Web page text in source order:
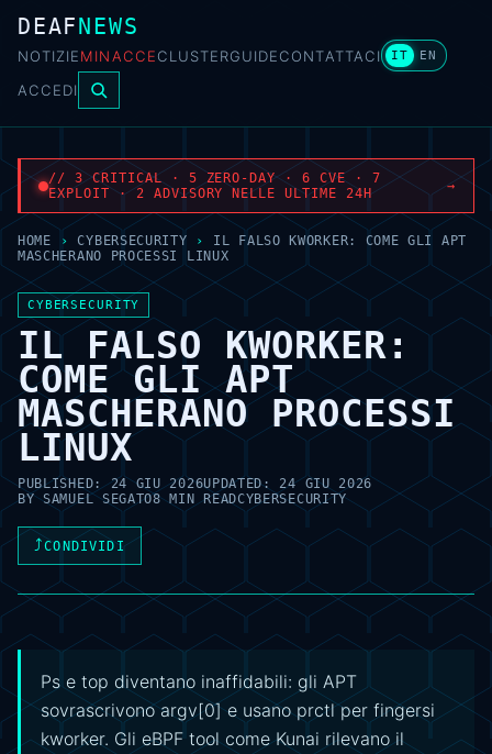
DEAFNEWS
NOTIZIEMINACCECLUSTERGUIDECONTATTACI IT EN
ACCEDI
// 3 CRITICAL · 5 ZERO-DAY · 6 CVE · 7
EXPLOIT · 2 ADVISORY NELLE ULTIME 24H
→
HOME › CYBERSECURITY ›
IL FALSO KWORKER: COME GLI APT
MASCHERANO PROCESSI LINUX
CYBERSECURITY
IL FALSO KWORKER:
COME GLI APT
MASCHERANO PROCESSI
LINUX
PUBLISHED:24 GIU 2026UPDATED: 24 GIU 2026
BYSAMUEL SEGATO8 MIN READCYBERSECURITY
⤴CONDIVIDI
Ps e top diventano inaffidabili: gli APT
sovrascrivono argv[0] e usano prctl per fingersi
kworker. Gli eBPF tool come Kunai rilevano il